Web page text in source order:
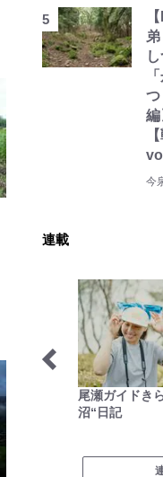
つ
編
今
連載
尾瀬ガイドき
沼“日記